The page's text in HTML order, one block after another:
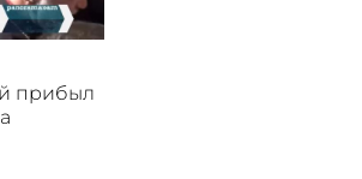
прибыл